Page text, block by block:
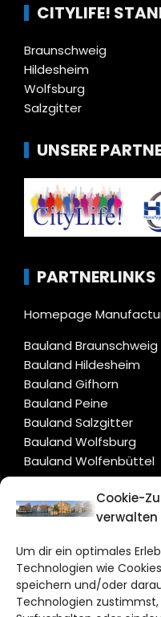
Cookie-
verwalten
Um dir ein optimales
Technologien wie
speichern und/oder
Technologien
CITYLIFE!
Braunschweig
Hildesheim
Wolfsburg
Salzgitter
UNSERE
PARTNERLINKS
Homepage
Bauland Braunschweig
Bauland Hildesheim
Bauland Gifhorn
Bauland Peine
Bauland Salzgitter
Bauland Wolfsburg
Bauland Wolfenbüttel
CITYLIFE!
Bruchtorwall 12
38100 Braunschweig